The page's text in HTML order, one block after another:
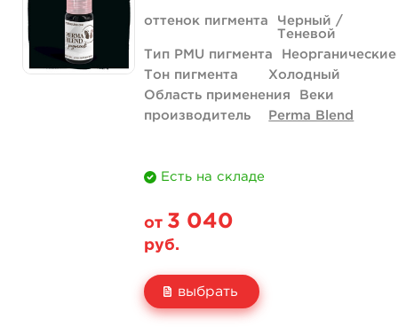
Количество купить купить
оттенок пигмента
Черный /
Теневой
Тип PMU пигмента
Неорганические
Тон пигмента
Холодный
Область применения
Веки
производитель
Perma Blend
Есть на складе
от 3 040
руб.
выбрать